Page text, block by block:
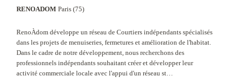
RENOADOM·Paris (75)
RenoÀdom développe un réseau de Courtiers indépendants spécialisés
dans les projets de menuiseries, fermetures et amélioration de l'habitat.
Dans le cadre de notre développement, nous recherchons des
professionnels indépendants souhaitant créer et développer leur
activité commerciale locale avec l'appui d'un réseau st…